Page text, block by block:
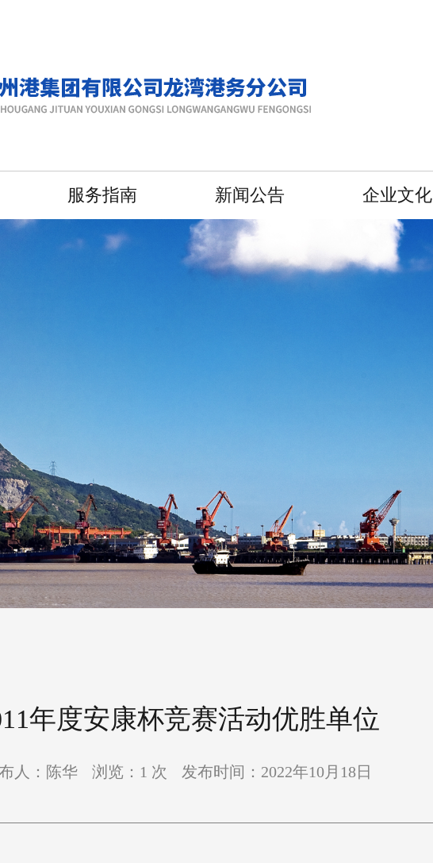
服务指南 新闻公告 企业文化
年度安康杯竞赛活动优胜单位
人：陈华 浏览： 1 次 发布时间：2022年10月18日